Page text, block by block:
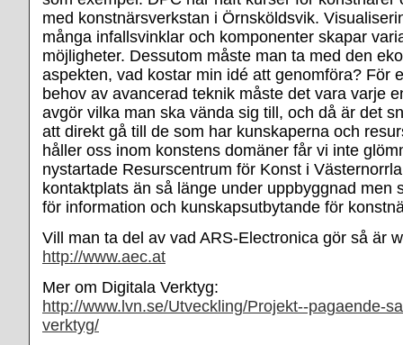
med konstnärsverkstan i Örnsköldsvik.
många infallsvinklar och komponenter skapar
möjligheter. Dessutom måste man ta med den
aspekten, vad kostar min idé att genomföra? För
behov av avancerad teknik måste det vara varje
avgör vilka man ska vända sig till, och då är det
att direkt gå till de som har kunskaperna och
håller oss inom konstens domäner får vi inte
nystartade Resurscentrum för Konst i
kontaktplats än så länge under uppbyggnad men
för information och kunskapsutbytande för
Vill man ta del av vad ARS-Electronica gör så är
http://www.aec.at
Mer om Digitala Verktyg:
http://www.lvn.se/Utveckling/Projekt--pagaende-
verktyg/